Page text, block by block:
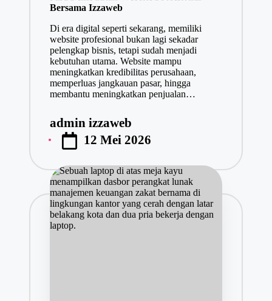
Bersama Izzaweb
Di era digital seperti sekarang, memiliki
website profesional bukan lagi sekadar
pelengkap bisnis, tetapi sudah menjadi
kebutuhan utama. Website mampu
meningkatkan kredibilitas perusahaan,
memperluas jangkauan pasar, hingga
membantu meningkatkan penjualan…
Posted
by
admin izzaweb
12 Mei 2026